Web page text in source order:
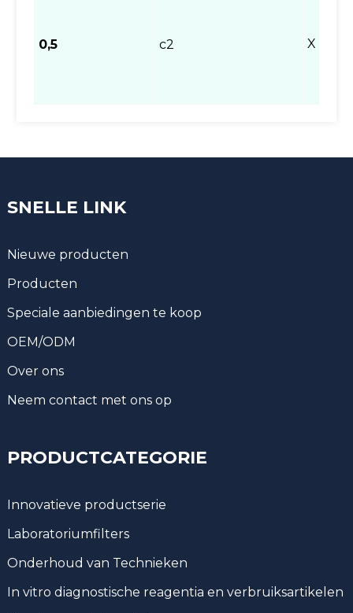
0,5 c2 X =
SNELLE LINK
Nieuwe producten
Producten
Speciale aanbiedingen te koop
OEM/ODM
Over ons
Neem contact met ons op
PRODUCTCATEGORIE
Innovatieve productserie
Laboratoriumfilters
Onderhoud van Technieken
In vitro diagnostische reagentia en verbruiksartikelen